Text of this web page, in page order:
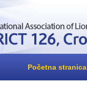
Početna stranica